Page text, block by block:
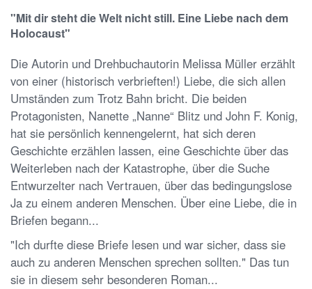
"Mit dir steht die Welt nicht still. Eine Liebe nach dem
Holocaust"
Die Autorin und Drehbuchautorin Melissa Müller erzählt
von einer (historisch verbrieften!) Liebe, die sich allen
Umständen zum Trotz Bahn bricht. Die beiden
Protagonisten, Nanette „Nanne“ Blitz und John F. Konig,
hat sie persönlich kennengelernt, hat sich deren
Geschichte erzählen lassen, eine Geschichte über das
Weiterleben nach der Katastrophe, über die Suche
Entwurzelter nach Vertrauen, über das bedingungslose
Ja zu einem anderen Menschen. Über eine Liebe, die in
Briefen begann...
"Ich durfte diese Briefe lesen und war sicher, dass sie
auch zu anderen Menschen sprechen sollten." Das tun
sie in diesem sehr besonderen Roman...